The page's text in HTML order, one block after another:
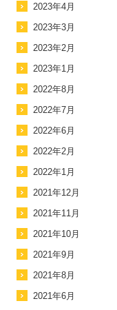
2023年4月
2023年3月
2023年2月
2023年1月
2022年8月
2022年7月
2022年6月
2022年2月
2022年1月
2021年12月
2021年11月
2021年10月
2021年9月
2021年8月
2021年6月